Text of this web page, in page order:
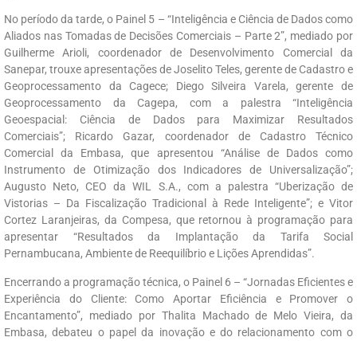
No período da tarde, o Painel 5 – “Inteligência e Ciência de Dados como
Aliados nas Tomadas de Decisões Comerciais – Parte 2”, mediado por
Guilherme Arioli, coordenador de Desenvolvimento Comercial da
Sanepar, trouxe apresentações de Joselito Teles, gerente de Cadastro e
Geoprocessamento da Cagece; Diego Silveira Varela, gerente de
Geoprocessamento da Cagepa, com a palestra “Inteligência
Geoespacial: Ciência de Dados para Maximizar Resultados
Comerciais”; Ricardo Gazar, coordenador de Cadastro Técnico
Comercial da Embasa, que apresentou “Análise de Dados como
Instrumento de Otimização dos Indicadores de Universalização”;
Augusto Neto, CEO da WIL S.A., com a palestra “Uberização de
Vistorias – Da Fiscalização Tradicional à Rede Inteligente”; e Vitor
Cortez Laranjeiras, da Compesa, que retornou à programação para
apresentar “Resultados da Implantação da Tarifa Social
Pernambucana, Ambiente de Reequilíbrio e Lições Aprendidas”.
Encerrando a programação técnica, o Painel 6 – “Jornadas Eficientes e
Experiência do Cliente: Como Aportar Eficiência e Promover o
Encantamento”, mediado por Thalita Machado de Melo Vieira, da
Embasa, debateu o papel da inovação e do relacionamento com o